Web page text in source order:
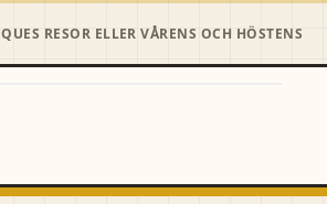
RESOR ELLER VÅRENS OCH HÖSTENS